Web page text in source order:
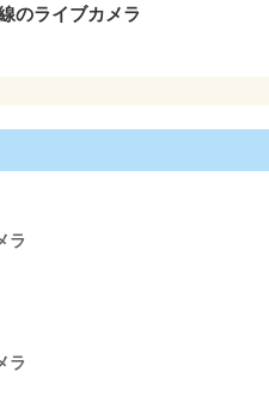
のライブカメラ
ラ
ラ